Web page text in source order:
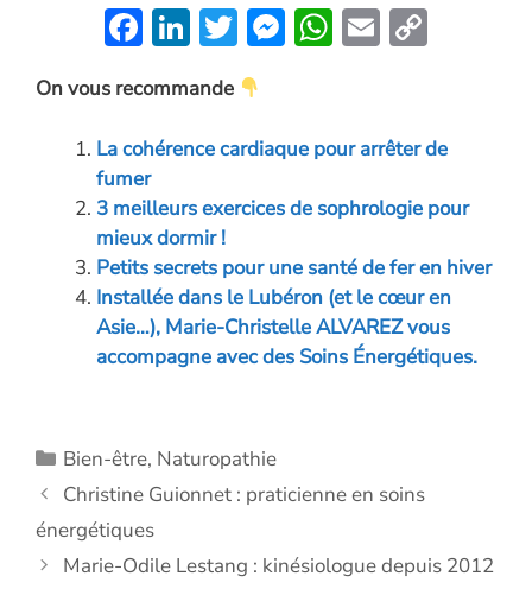
F
e
b
o
o
k
Li
k
e
n
T
w
itt
er
M
n
er
W
s
p
p
E
l y
n
k
On vous recommande
La cohérence cardiaque pour arrêter de
fumer
3 meilleurs exercices de sophrologie pour
mieux dormir !
Petits secrets pour une santé de fer en hiver
Installée dans le Lubéron (et le cœur en
Asie…), Marie-Christelle ALVAREZ vous
accompagne avec des Soins Énergétiques.
Catégories
Bien-être, Naturopathie
Christine Guionnet : praticienne en soins
énergétiques
Marie-Odile Lestang : kinésiologue depuis 2012